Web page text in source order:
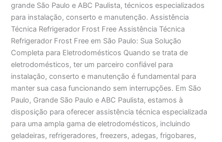
grande São Paulo e ABC Paulista, técnicos especializados
para instalação, conserto e manutenção. Assistência
Técnica Refrigerador Frost Free Assistência Técnica
Refrigerador Frost Free em São Paulo: Sua Solução
Completa para Eletrodomésticos Quando se trata de
eletrodomésticos, ter um parceiro confiável para
instalação, conserto e manutenção é fundamental para
manter sua casa funcionando sem interrupções. Em São
Paulo, Grande São Paulo e ABC Paulista, estamos à
disposição para oferecer assistência técnica especializada
para uma ampla gama de eletrodomésticos, incluindo
geladeiras, refrigeradores, freezers, adegas, frigobares,